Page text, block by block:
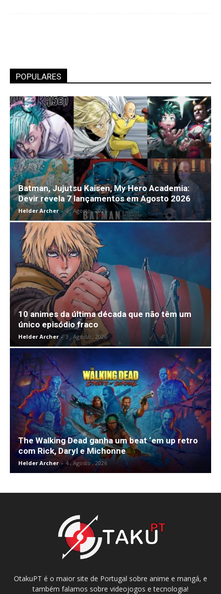
POPULARES
Batman, Jujutsu Kaisen, My Hero Academia:
Devir revela 7 lançamentos em Agosto 2026
Helder Archer - 4 , Agosto , 2026
10 animes da última década que não têm um
único episódio fraco
Helder Archer - 3 , Agosto , 2026
The Walking Dead ganha um beat ‘em up retro
com Rick, Daryl e Michonne
Helder Archer - 4 , Agosto , 2026
OtakuPT é o maior site de Portugal sobre anime e mangá, e
também falamos sobre videojogos e tecnologia!